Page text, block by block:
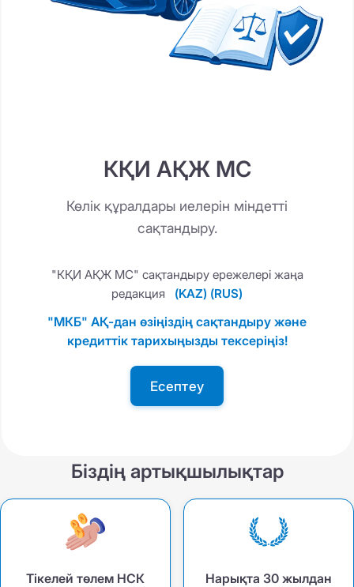
КҚИ АҚЖ МС
Көлік құралдары иелерін міндетті
сақтандыру.
"КҚИ АҚЖ МС" сақтандыру ережелері жаңа
редакция
(KAZ) (RUS)
"МКБ" АҚ-дан өзіңіздің сақтандыру және
кредиттік тарихыңызды тексеріңіз!
Есептеу
Біздің артықшылықтар
Тікелей төлем НСК
Нарықта 30 жылдан